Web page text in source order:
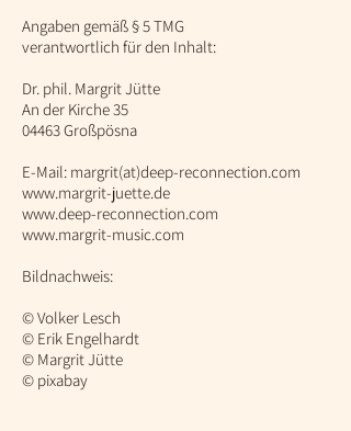
Angaben gemäß § 5 TMG
verantwortlich für den Inhalt:
Dr. phil. Margrit Jütte
An der Kirche 35
04463 Großpösna
E-Mail: margrit(at)deep-reconnection.com
www.margrit-juette.de
www.deep-reconnection.com
www.margrit-music.com
Bildnachweis:
© Volker Lesch
© Erik Engelhardt
© Margrit Jütte
© pixabay